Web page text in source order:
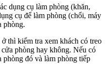
dụng cụ làm phòng (khăn,
cụ để làm phòng (chổi, máy
phòng.
thì kiểm tra xem khách có treo
phòng hay không. Nếu có
phòng đó và làm phòng tiếp